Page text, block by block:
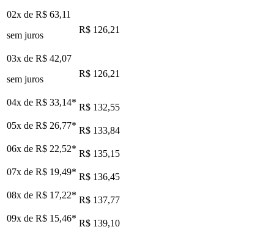
02x de R$ 63,11
sem juros
R$ 126,21
03x de R$ 42,07
sem juros
R$ 126,21
04x de R$ 33,14* R$ 132,55
05x de R$ 26,77* R$ 133,84
06x de R$ 22,52* R$ 135,15
07x de R$ 19,49* R$ 136,45
08x de R$ 17,22* R$ 137,77
09x de R$ 15,46* R$ 139,10